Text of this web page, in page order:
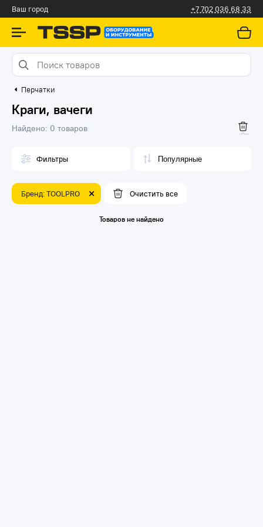
Алматы +7 775 031 92 98
Перчатки
Краги, вачеги
Найдено: 0 товаров
Фильтры